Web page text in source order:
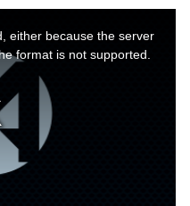
either because the server
format is not supported.